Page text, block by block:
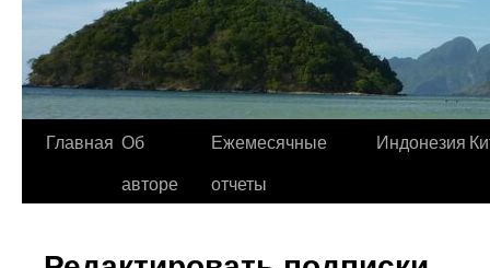
Главная Об
авторе
Ежемесячные
отчеты
Индонезия